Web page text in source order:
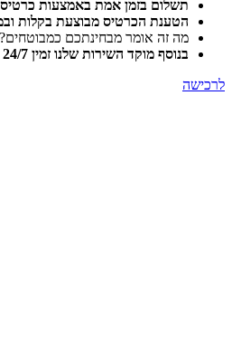
תשלום בזמן אמת באמצעות כרטיס
הטענת הכרטיס מבוצעת בקלות
מה זה אומר מבחינתכם כמבוטחים?
בנוסף מוקד השירות שלנו זמין 24/7 לשירותכם
לרכישה